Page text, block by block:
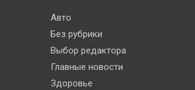
Авто
Без рубрики
Выбор редактора
Главные новости
Здоровье